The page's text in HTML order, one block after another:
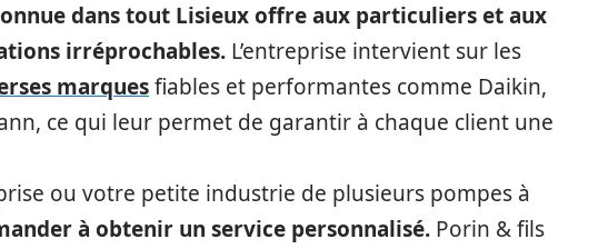
dans tout Lisieux offre aux particuliers et aux
irréprochables. L’entreprise intervient sur les
marquesfiables et performantes comme Daikin,
ce qui leur permet de garantir à chaque client une
ou votre petite industrie de plusieurs pompes à
à obtenir un service personnalisé. Porin & fils